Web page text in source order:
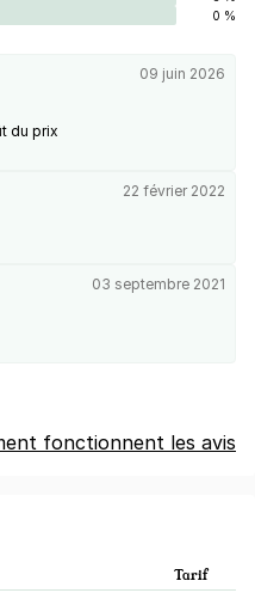
0 %
09 juin 2026
du prix
22 février 2022
03 septembre 2021
fonctionnent les avis
Tarif